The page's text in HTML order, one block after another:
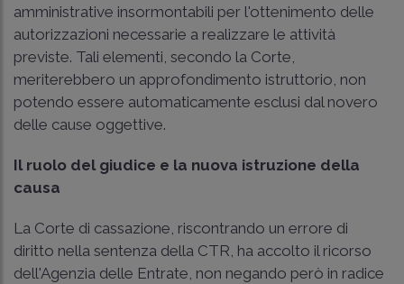
amministrative insormontabili per l'ottenimento delle
autorizzazioni necessarie a realizzare le attività
previste. Tali elementi, secondo la Corte,
meriterebbero un approfondimento istruttorio, non
potendo essere automaticamente esclusi dal novero
delle cause oggettive.
Il ruolo del giudice e la nuova istruzione della
causa
La Corte di cassazione, riscontrando un errore di
diritto nella sentenza della CTR, ha accolto il ricorso
dell'Agenzia delle Entrate, non negando però in radice